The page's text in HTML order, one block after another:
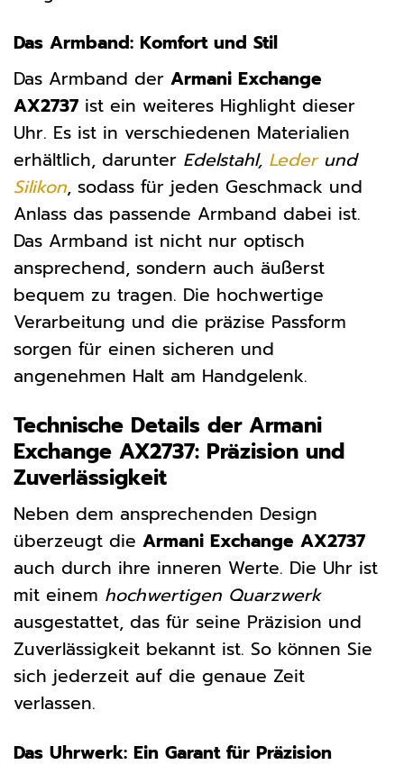
Das Armband: Komfort und Stil
Das Armband der Armani Exchange
AX2737 ist ein weiteres Highlight dieser
Uhr. Es ist in verschiedenen Materialien
erhältlich, darunter Edelstahl, Lederund
Silikon, sodass für jeden Geschmack und
Anlass das passende Armband dabei ist.
Das Armband ist nicht nur optisch
ansprechend, sondern auch äußerst
bequem zu tragen. Die hochwertige
Verarbeitung und die präzise Passform
sorgen für einen sicheren und
angenehmen Halt am Handgelenk.
Technische Details der Armani
Exchange AX2737: Präzision und
Zuverlässigkeit
Neben dem ansprechenden Design
überzeugt die Armani Exchange AX2737
auch durch ihre inneren Werte. Die Uhr ist
mit einem hochwertigen Quarzwerk
ausgestattet, das für seine Präzision und
Zuverlässigkeit bekannt ist. So können Sie
sich jederzeit auf die genaue Zeit
verlassen.
Das Uhrwerk: Ein Garant für Präzision